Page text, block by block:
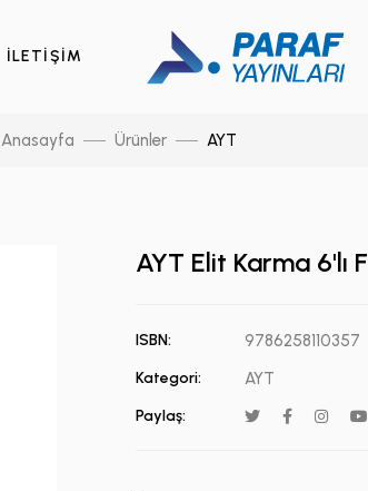
İLETİŞİM
Anasayfa Ürünler AYT
AYT Elit Karma 6'lı
ISBN: 9786258110357
Kategori: AYT
Paylaş: